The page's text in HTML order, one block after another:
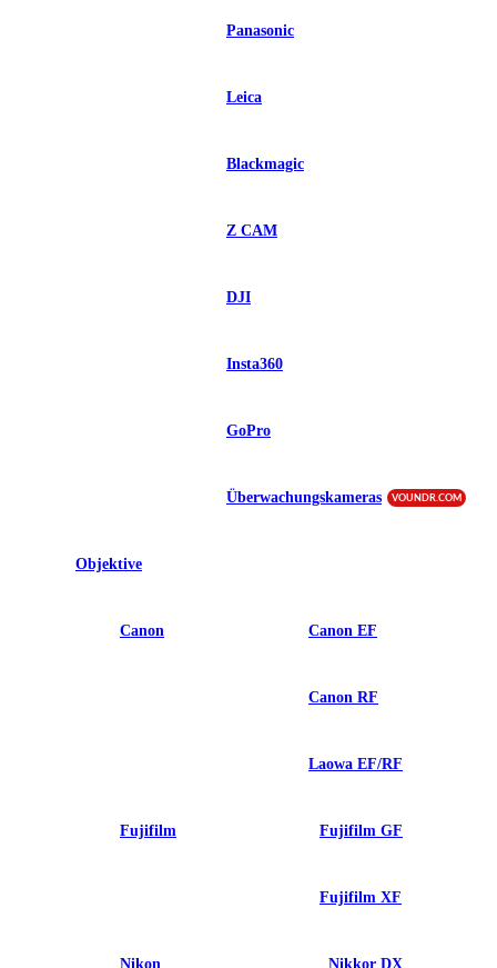
Panasonic
Leica
Blackmagic
Z CAM
DJI
Insta360
GoPro
Überwachungskameras VOUNDR.COM
Objektive
Canon Canon EF
Canon RF
Laowa EF/RF
Fujifilm Fujifilm GF
Fujifilm XF
Nikon Nikkor DX